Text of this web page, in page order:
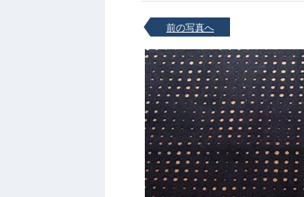
前の写真へ